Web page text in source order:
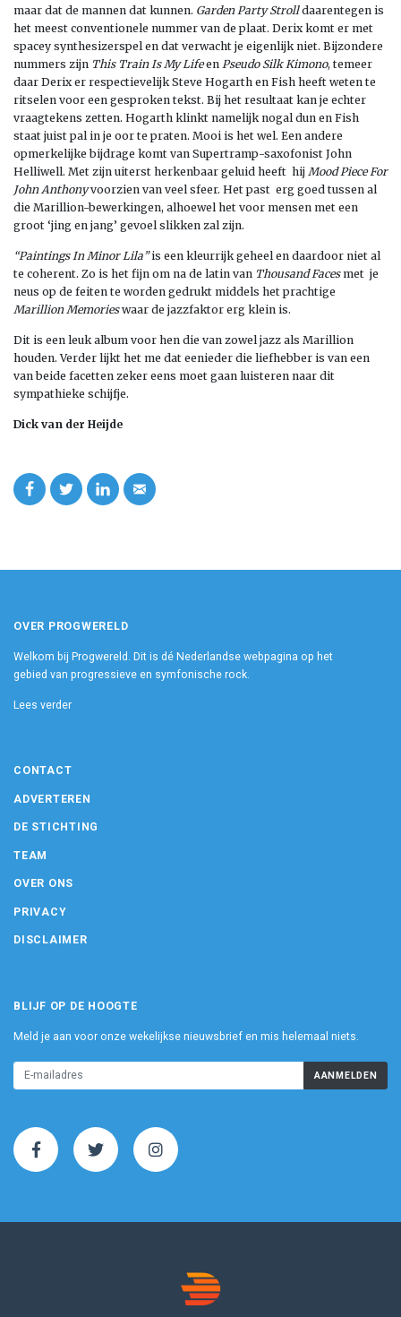
maar dat de mannen dat kunnen. Garden Party Strolldaarentegen is
het meest conventionele nummer van de plaat. Derix komt er met
spacey synthesizerspel en dat verwacht je eigenlijk niet. Bijzondere
nummers zijn This Train Is My Lifeen Pseudo Silk Kimono, temeer
daar Derix er respectievelijk Steve Hogarth en Fish heeft weten te
ritselen voor een gesproken tekst. Bij het resultaat kan je echter
vraagtekens zetten. Hogarth klinkt namelijk nogal dun en Fish
staat juist pal in je oor te praten. Mooi is het wel. Een andere
opmerkelijke bijdrage komt van Supertramp-saxofonist John
Helliwell. Met zijn uiterst herkenbaar geluid heeft hij Mood Piece For
John Anthonyvoorzien van veel sfeer. Het past erg goed tussen al
die Marillion-bewerkingen, alhoewel het voor mensen met een
groot ‘jing en jang’ gevoel slikken zal zijn.
“Paintings In Minor Lila”is een kleurrijk geheel en daardoor niet al
te coherent. Zo is het fijn om na de latin van Thousand Facesmet je
neus op de feiten te worden gedrukt middels het prachtige
Marillion Memorieswaar de jazzfaktor erg klein is.
Dit is een leuk album voor hen die van zowel jazz als Marillion
houden. Verder lijkt het me dat eenieder die liefhebber is van een
van beide facetten zeker eens moet gaan luisteren naar dit
sympathieke schijfje.
Dick van der Heijde
OVER PROGWERELD
Welkom bij Progwereld. Dit is dé Nederlandse webpagina op het
gebied van progressieve en symfonische rock.
Lees verder
CONTACT
ADVERTEREN
DE STICHTING
TEAM
OVER ONS
PRIVACY
DISCLAIMER
BLIJF OP DE HOOGTE
Meld je aan voor onze wekelijkse nieuwsbrief en mis helemaal niets.
AANMELDEN